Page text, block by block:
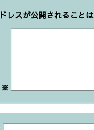
レスが公開されることは
※